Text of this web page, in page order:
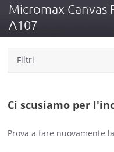
Micromax Canvas
A107
Ci scusiamo per
Prova a fare nuovamente
Filtri